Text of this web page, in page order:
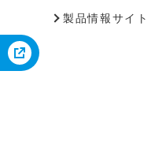
製品情報サイト